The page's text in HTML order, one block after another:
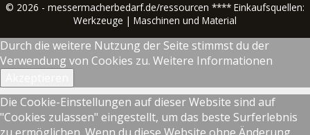
© 2026 - messermacherbedarf.de/ressourcen **** Einkaufsquellen:
Werkzeuge | Maschinen und Material
Durch die weitere Nutzung der Seite stimmst du der
Verwendung von Cookies zu. Weitere Informationen
Die Cookie-Einstellungen auf dieser Website sind auf
"Cookies zulassen" eingestellt, um das beste Surferlebnis